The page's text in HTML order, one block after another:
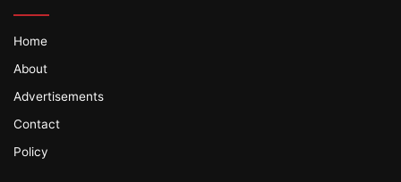
Home
About
Advertisements
Contact
Policy